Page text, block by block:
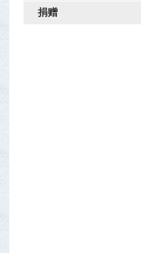
捐赠